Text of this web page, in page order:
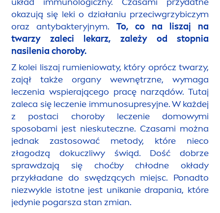
okazują się leki o działaniu przeciwgrzybiczym
oraz antybakteryjnym. To, co na liszaj na
twarzy zaleci lekarz, zależy od stopnia
nasilenia choroby.
Z kolei liszaj rumieniowaty, który oprócz twarzy,
zajął także organy wewnętrzne, wymaga
leczenia wspierającego pracę narządów. Tutaj
zaleca się leczenie immunosupresyjne. W każdej
z postaci choroby leczenie domowymi
sposobami jest nieskuteczne. Czasami można
jednak zastosować metody, które nieco
złagodzą dokuczliwy świąd. Dość dobrze
sprawdzają się choćby chłodne okłady
przykładane do swędzących miejsc. Ponadto
niezwykle istotne jest unikanie drapania, które
jedynie pogarsza stan zmian.